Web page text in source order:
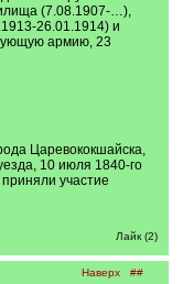
(7.08.1907-…),
26.01.1914) и
армию, 23
Царевококшайска,
10 июля 1840-го
участие
Лайк (2)
Наверх ##